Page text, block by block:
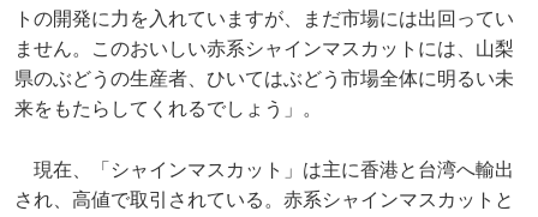
トの開発に力を入れていますが、まだ市場には出回ってい
ません。このおいしい赤系シャインマスカットには、山梨
県のぶどうの生産者、ひいてはぶどう市場全体に明るい未
来をもたらしてくれるでしょう」。
現在、「シャインマスカット」は主に香港と台湾へ輸出
され、高値で取引されている。赤系シャインマスカットと